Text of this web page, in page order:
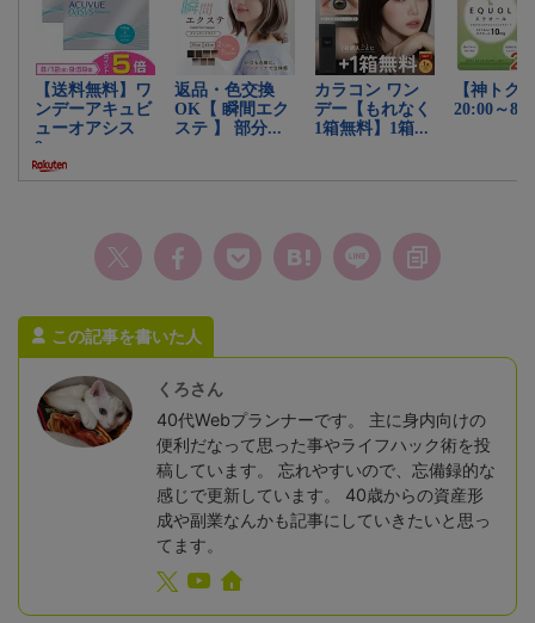
この記事を書いた人
くろさん
40代Webプランナーです。 主に身内向けの
便利だなって思った事やライフハック術を投
稿しています。 忘れやすいので、忘備録的な
感じで更新しています。 40歳からの資産形
成や副業なんかも記事にしていきたいと思っ
てます。